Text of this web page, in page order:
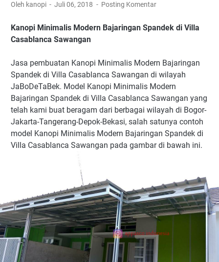
Oleh kanopi Juli 06, 2018 Posting Komentar
Kanopi Minimalis Modern Bajaringan Spandek di Villa
Casablanca Sawangan
Jasa pembuatan Kanopi Minimalis Modern Bajaringan
Spandek di Villa Casablanca Sawangan di wilayah
JaBoDeTaBek. Model Kanopi Minimalis Modern
Bajaringan Spandek di Villa Casablanca Sawangan yang
telah kami buat beragam dari berbagai wilayah di Bogor-
Jakarta-Tangerang-Depok-Bekasi, salah satunya contoh
model Kanopi Minimalis Modern Bajaringan Spandek di
Villa Casablanca Sawangan pada gambar di bawah ini.